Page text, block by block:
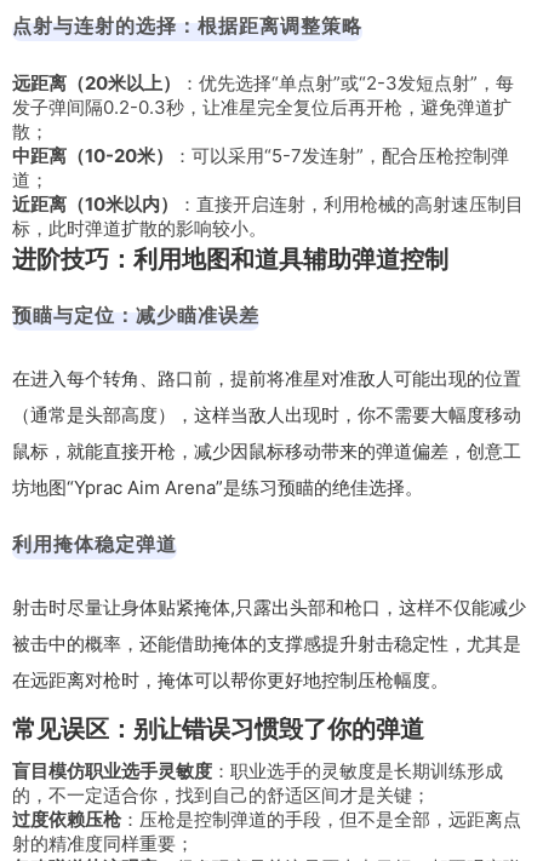
点射与连射的选择：根据距离调整策略
远距离（20米以上）
：优先选择“单点射”或“2-3发短点射”，每
发子弹间隔0.2-0.3秒，让准星完全复位后再开枪，避免弹道扩
散；
中距离（10-20米）
：可以采用“5-7发连射”，配合压枪控制弹
道；
近距离（10米以内）
：直接开启连射，利用枪械的高射速压制目
标，此时弹道扩散的影响较小。
进阶技巧：利用地图和道具辅助弹道控制
预瞄与定位：减少瞄准误差
在进入每个转角、路口前，提前将准星对准敌人可能出现的位置
（通常是头部高度），这样当敌人出现时，你不需要大幅度移动
鼠标，就能直接开枪，减少因鼠标移动带来的弹道偏差，创意工
坊地图“Yprac Aim Arena”是练习预瞄的绝佳选择。
利用掩体稳定弹道
射击时尽量让身体贴紧掩体,只露出头部和枪口，这样不仅能减少
被击中的概率，还能借助掩体的支撑感提升射击稳定性，尤其是
在远距离对枪时，掩体可以帮你更好地控制压枪幅度。
常见误区：别让错误习惯毁了你的弹道
盲目模仿职业选手灵敏度 ：职业选手的灵敏度是长期训练形成
的，不一定适合你，找到自己的舒适区间才是关键；
过度依赖压枪：压枪是控制弹道的手段，但不是全部，远距离点
射的精准度同样重要；